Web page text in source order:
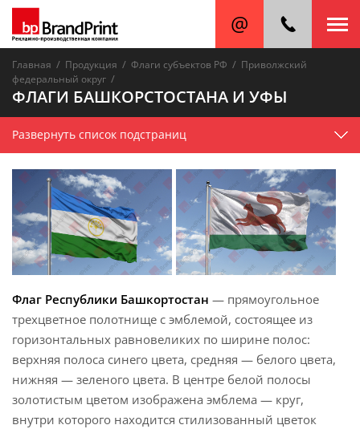
Главная / Продукция / Флаги субъектов РФ / Приволжский
федеральный округ /
ФЛАГИ БАШКОРСТОСТАНА И УФЫ
Развернуть список подстраниц
Флаг Республики Башкортостан — прямоугольное
трехцветное полотнище с эмблемой, состоящее из
горизонтальных равновеликих по ширине полос:
верхняя полоса синего цвета, средняя — белого цвета,
нижняя — зеленого цвета. В центре белой полосы
золотистым цветом изображена эмблема — круг,
внутри которого находится стилизованный цветок